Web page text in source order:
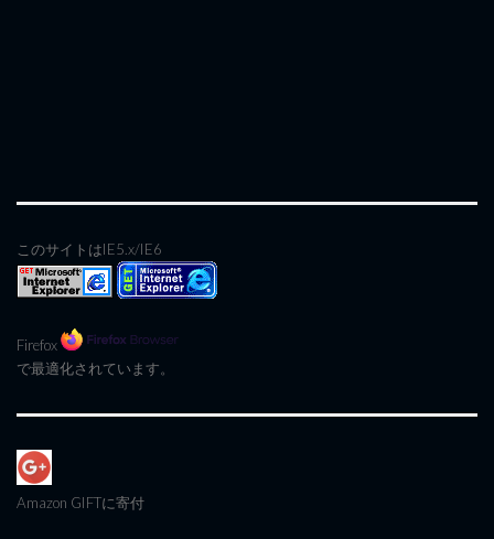
このサイトはIE5.x/IE6
Firefox
で最適化されています。
Amazon GIFTに寄付